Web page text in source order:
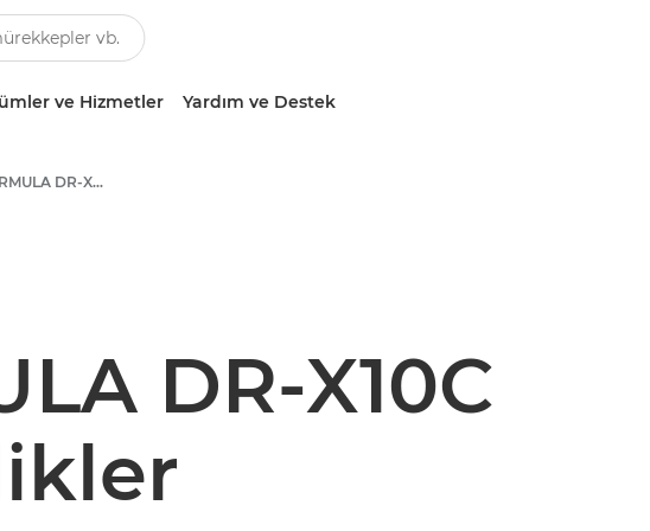
ve Hizmetler Yardım ve Destek
Canon imageFORMULA DR-X10C - Belge Tarayıcıları
DR-X10C